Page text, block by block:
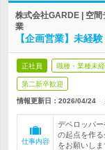
株式会社GARDE | 空
業
【企画営業】未経
正社員 職種・業種未
第二新卒歓迎
情報更新日：2026/04/24
仕事内容
デベロッパ
の起点を作
をお願いしま